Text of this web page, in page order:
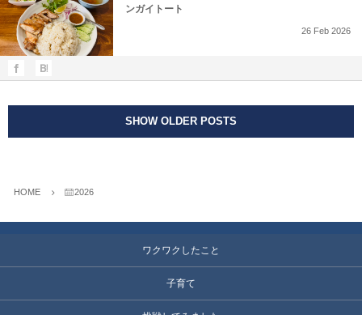
ンガイトート
26 Feb 2026
SHOW OLDER POSTS
HOME 2026
ワクワクしたこと
子育て